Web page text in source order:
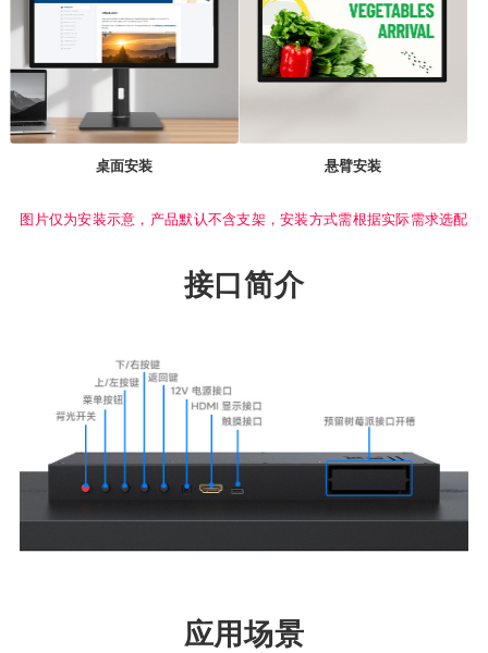
桌面安装 悬臂安装
图片仅为安装示意，产品默认不含支架，安装方式需根据实际需求选配
接口简介
应用场景